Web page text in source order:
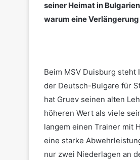
seiner Heimat in
warum eine
Beim MSV Duisburg steht
der Deutsch-Bulgare für
hat Gruev seinen alten
höheren Wert als viele
langem einen Trainer mit
eine starke
nur zwei Niederlagen an